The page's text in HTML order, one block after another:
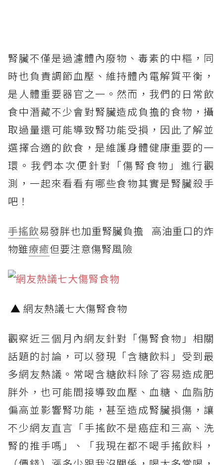
腎臟不僅是過濾體內廢物、毒素的中樞，同
時也負責調節血壓、維持體內電解質平衡，
是人體重要器官之一。然而，我們的日常飲
食中潛藏不少會對腎臟造成負擔的食物，攝
取過量還可能導致腎功能受損，因此了解並
選擇合適的飲食，是維護身體健康重要的一
環。我們本次便針對「傷腎食物」進行觀
測，一起來看看有哪些食物其實是腎臟殺手
吧！
手搖飲易發胖也加重腎臟負擔 高油重口的炸
物雖療癒但要注意傷腎風險
▲ 網友熱議七大傷腎食物
觀察近三個月內網友針對「傷腎食物」相關
話題的討論，可以發現「含糖飲料」受到最
多網友熱議。常喝含糖飲料除了容易造成肥
胖外，也可能間接導致血壓、血糖、血脂肪
偏高並影響腎功能，甚至造成腎臟損傷，讓
不少網友直言「手搖飲不是癌症和三高、洗
腎的推手嗎」、「我現在都不喝手搖飲料，